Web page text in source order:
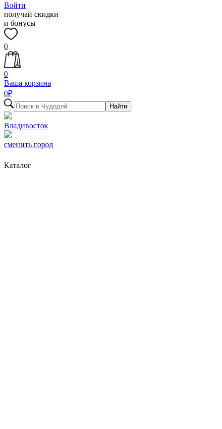
Войти
получай скидки
и бонусы
0
0
Ваша корзина
0₽
Найти
Владивосток
сменить город
Каталог